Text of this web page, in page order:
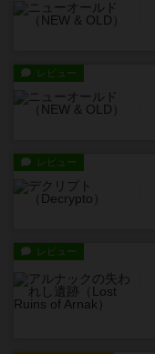
レビュー
レビュー
レビュー